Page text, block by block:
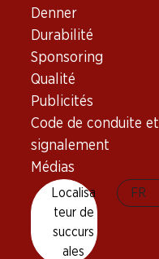
Denner
Durabilité
Sponsoring
Qualité
Publicités
Code de conduite et
signalement
Médias
Localisa
teur de
succurs
ales
FR